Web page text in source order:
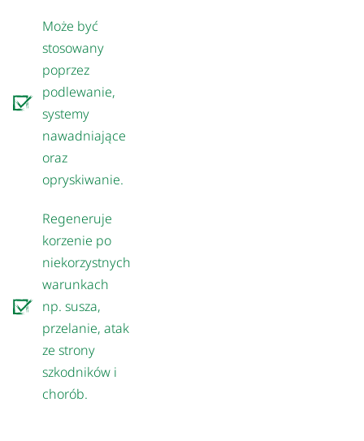
Może być
stosowany
poprzez
podlewanie,
systemy
nawadniające
oraz
opryskiwanie.
Regeneruje
korzenie po
niekorzystnych
warunkach
np. susza,
przelanie, atak
ze strony
szkodników i
chorób.